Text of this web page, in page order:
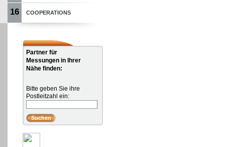
16 COOPERATIONS
Partner für
Messungen in Ihrer
Nähe finden:
Bitte geben Sie ihre
Postleitzahl ein: